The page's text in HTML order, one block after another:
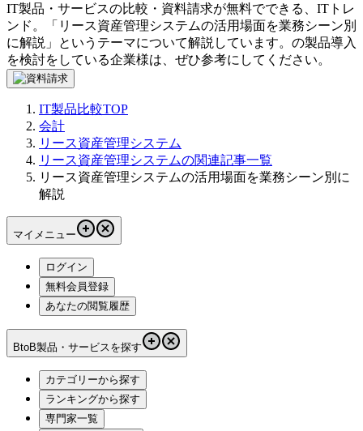
IT製品・サービスの比較・資料請求が無料でできる、ITトレ
ンド。「 リース資産管理システムの活用場面を業務シーン別
に解説 」というテーマについて解説しています。 の製品導入
を検討をしている企業様は、ぜひ参考にしてください。
IT製品比較TOP
会計
リース資産管理システム
リース資産管理システムの関連記事一覧
リース資産管理システムの活用場面を業務シーン別に
解説
マイメニュー
ログイン
無料会員登録
あなたの閲覧履歴
BtoB製品・サービスを探す
カテゴリーから探す
ランキングから探す
専門家一覧